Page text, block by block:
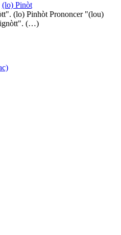
(lo) Pinòt
(lo) Pinhòt Prononcer "(lou)
(…)